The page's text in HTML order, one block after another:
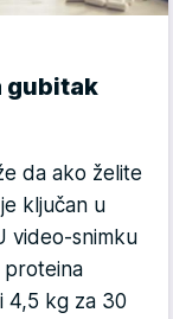
gubitak
da ako želite
ključan u
video-snimku
proteina
4,5 kg za 30